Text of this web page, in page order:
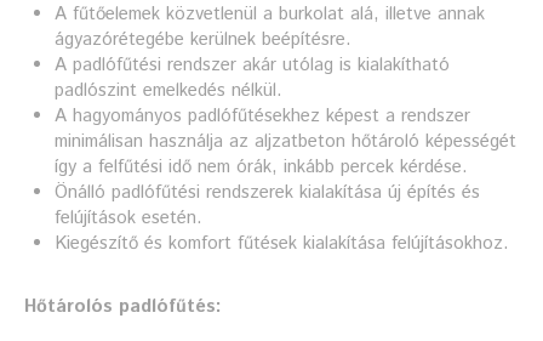
A fűtőelemek közvetlenül a burkolat alá, illetve annak
ágyazórétegébe kerülnek beépítésre.
A padlófűtési rendszer akár utólag is kialakítható
padlószint emelkedés nélkül.
A hagyományos padlófűtésekhez képest a rendszer
minimálisan használja az aljzatbeton hőtároló képességét
így a felfűtési idő nem órák, inkább percek kérdése.
Önálló padlófűtési rendszerek kialakítása új építés és
felújítások esetén.
Kiegészítő és komfort fűtések kialakítása felújításokhoz.
Hőtárolós padlófűtés: